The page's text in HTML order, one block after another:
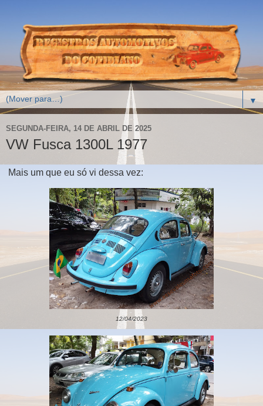
▼
SEGUNDA-FEIRA, 14 DE ABRIL DE 2025
VW Fusca 1300L 1977
Mais um que eu só vi dessa vez:
12/04/2023